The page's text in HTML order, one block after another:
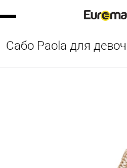
Сабо Paola для